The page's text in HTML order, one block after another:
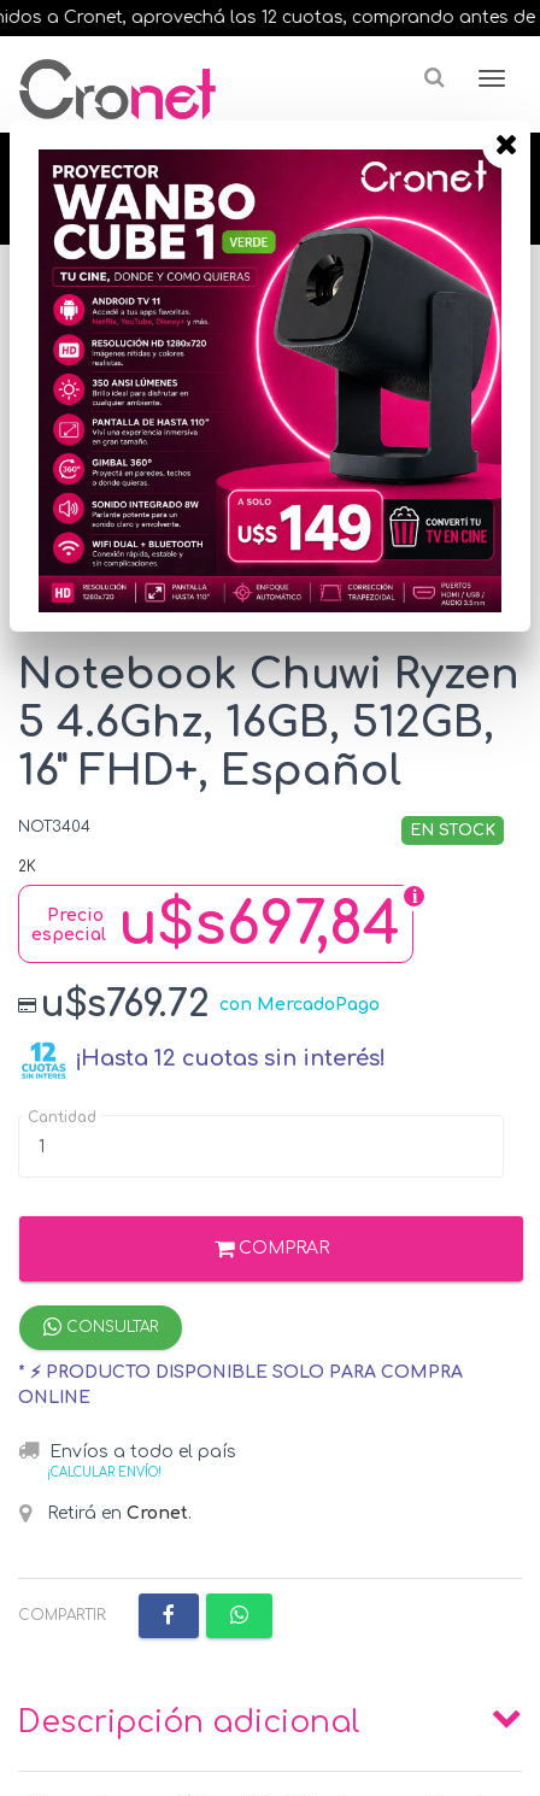
a Cronet, aprovechá las 12 cuotas, comprando antes de
🔥🔥🔥 12 cuotas, en todos nuestros artículos,
comprando antes de las 13 hrs. envíos en el
día 🔥🔥🔥
Inicio
EQUIPOS PORTATILES
NOTEBOOK / ULTRABOOK
* Las imágenes se exhiben con fines ilustrativos.
Notebook Chuwi Ryzen
5 4.6Ghz, 16GB, 512GB,
16" FHD+, Español
NOT3404 EN STOCK
2K
u$s697,84
Precio
especial
u$s769.72 con MercadoPago
¡Hasta 12 cuotas sin interés!
Cantidad
COMPRAR
CONSULTAR
* ⚡ PRODUCTO DISPONIBLE SOLO PARA COMPRA
ONLINE
Envíos a todo el país
¡CALCULAR ENVÍO!
Retirá en Cronet.
COMPARTIR:
Descripción adicional